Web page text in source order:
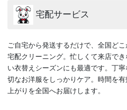
宅配サービス
ご自宅から発送するだけで、全国ど
宅配クリーニング。忙しくて来店で
い衣替えシーズンにも最適です。丁
切なお洋服をしっかりケア。時間を
上がりを全国へお届けします。